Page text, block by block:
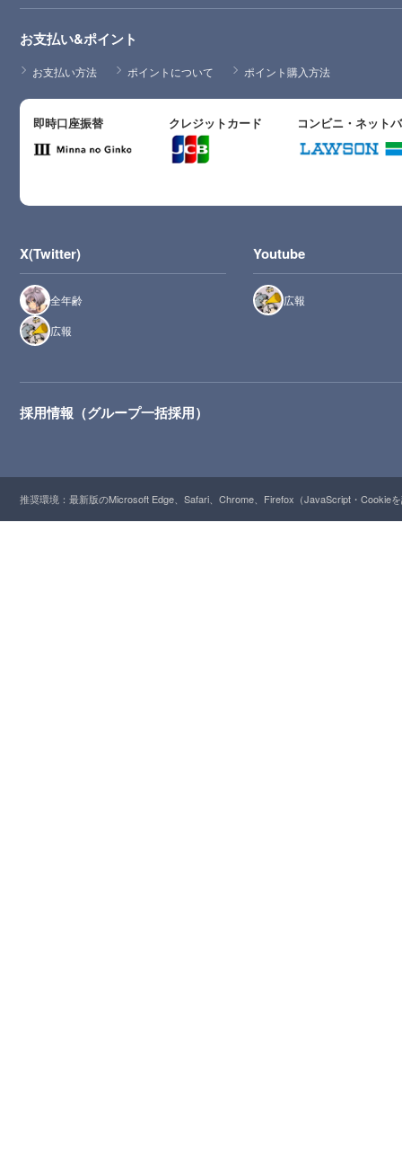
お支払い&ポイント
お支払い方法 ポイントについて ポイント購入方法
即時口座振替 クレジットカード コンビニ・ネット
X(Twitter)
全年齢
広報
Youtube
広報
採用情報（グループ一括採用）
推奨環境：最新版のMicrosoft Edge、Safari、Chrome、Firefox（JavaScript・Cookie